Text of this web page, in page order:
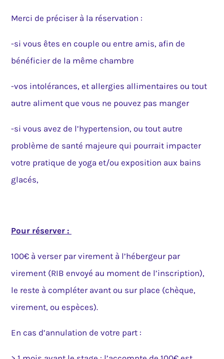
Merci de préciser à la réservation :
-si vous êtes en couple ou entre amis, afin de
bénéficier de la même chambre
-vos intolérances, et allergies allimentaires ou tout
autre aliment que vous ne pouvez pas manger
-si vous avez de l’hypertension, ou tout autre
problème de santé majeure qui pourrait impacter
votre pratique de yoga et/ou exposition aux bains
glacés,
Pour réserver :
100€ à verser par virement à l’hébergeur par
virement (RIB envoyé au moment de l’inscription),
le reste à compléter avant ou sur place (chèque,
virement, ou espèces).
En cas d’annulation de votre part :